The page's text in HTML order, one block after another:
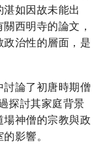
如因故未能出
西明寺的論文，
治性的層面，是
論了初唐時期僧
探討其家庭背景
神僧的宗教與政
影響。